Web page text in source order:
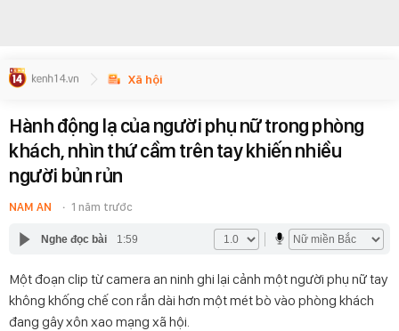
Xã hội
Hành động lạ của người phụ nữ trong phòng
khách, nhìn thứ cầm trên tay khiến nhiều
người bủn rủn
NAM AN 1 năm trước
Nghe đọc bài 1:59
Một đoạn clip từ camera an ninh ghi lại cảnh một người phụ nữ tay
không khống chế con rắn dài hơn một mét bò vào phòng khách
đang gây xôn xao mạng xã hội.